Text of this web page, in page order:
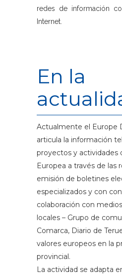
redes de información
Internet.
En la
Actualmente el Europe
articula la información
proyectos y actividades
Europea a través de las
emisión de boletines
especializados y con
colaboración con
locales – Grupo de
Comarca, Diario de
valores europeos en la
provincial.
La actividad se adapta